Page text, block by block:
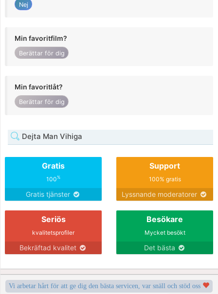
Nej
Min favoritfilm?
Berättar för dig
Min favoritlåt?
Berättar för dig
Dejta Man Vihiga
Gratis
100%
Gratis tjänster
Support
100% gratis
Lyssnande moderatorer
Seriös
kvalitetsprofiler
Bekräftad kvalitet
Besökare
Mycket besökt
Det bästa
Vi arbetar hårt för att ge dig den bästa servicen, var snäll och stöd oss